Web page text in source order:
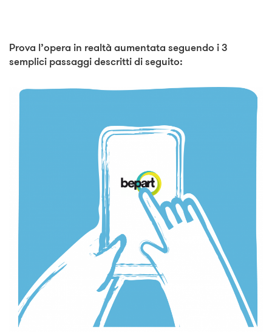
Prova l’opera in realtà aumentata seguendo i 3
semplici passaggi descritti di seguito: